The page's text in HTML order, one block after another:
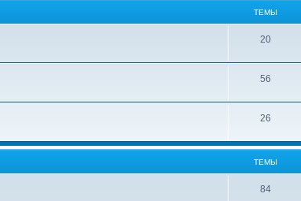
ТЕМЫ
20
56
26
ТЕМЫ
84